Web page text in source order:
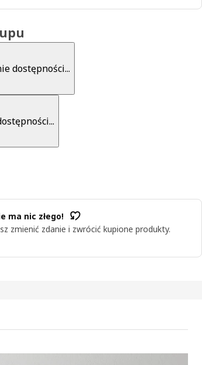
dostępności...
ma nic złego!
zmienić zdanie i zwrócić kupione produkty.